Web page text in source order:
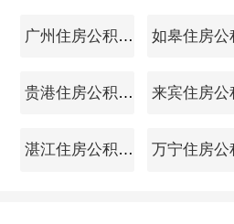
广州住房公积金查询
贵港住房公积金查询
湛江住房公积金查询